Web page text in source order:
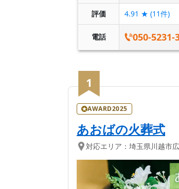
評価 4.91 ★ (11件)
電話 050-5231-
1
AWARD2025
あおばの火葬式
対応エリア： 埼玉県川越市